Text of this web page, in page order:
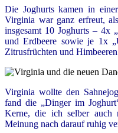
Die Joghurts kamen in
Virginia war ganz erfreut,
insgesamt 10 Joghurts – 4x
und Erdbeere sowie je 1x
Zitrusfrüchten und Himbeeren
Virginia wollte den
fand die „Dinger im
Kerne, die ich selber
Meinung nach darauf ruhig